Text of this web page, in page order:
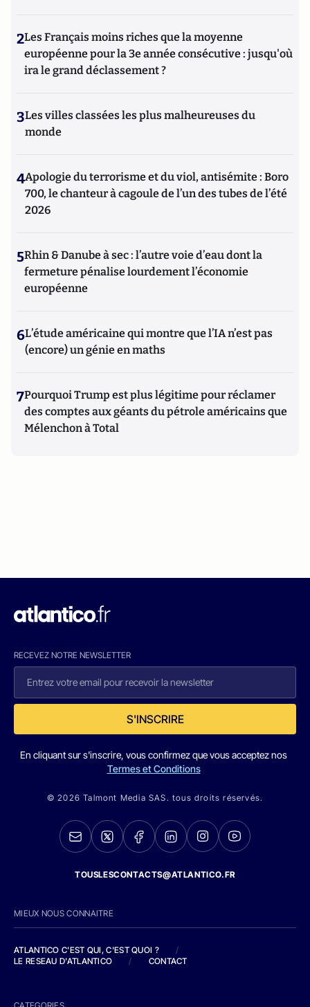
2Les Français moins riches que la moyenne
européenne pour la 3e année consécutive : jusqu'où
ira le grand déclassement ?
3Les villes classées les plus malheureuses du
monde
4Apologie du terrorisme et du viol, antisémite : Boro
700, le chanteur à cagoule de l’un des tubes de l’été
2026
5Rhin & Danube à sec : l’autre voie d’eau dont la
fermeture pénalise lourdement l’économie
européenne
6L’étude américaine qui montre que l’IA n’est pas
(encore) un génie en maths
7Pourquoi Trump est plus légitime pour réclamer
des comptes aux géants du pétrole américains que
Mélenchon à Total
RECEVEZ NOTRE NEWSLETTER
S'INSCRIRE
En cliquant sur s'inscrire, vous confirmez que vous acceptez nos
Termes et Conditions
© 2026 Talmont Media SAS. tous droits réservés.
TOUSLESCONTACTS@ATLANTICO.FR
MIEUX NOUS CONNAITRE
ATLANTICO C'EST QUI, C'EST QUOI ?
/
LE RESEAU D'ATLANTICO
/ CONTACT